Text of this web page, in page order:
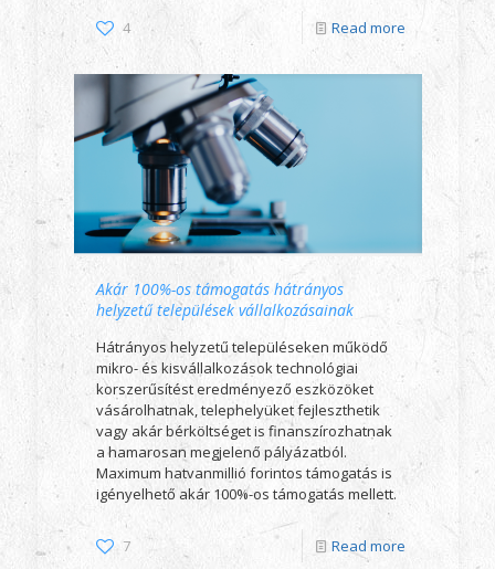
4 Read more
Akár 100%-os támogatás hátrányos
helyzetű települések vállalkozásainak
Hátrányos helyzetű településeken működő
mikro- és kisvállalkozások technológiai
korszerűsítést eredményező eszközöket
vásárolhatnak, telephelyüket fejleszthetik
vagy akár bérköltséget is finanszírozhatnak
a hamarosan megjelenő pályázatból.
Maximum hatvanmillió forintos támogatás is
igényelhető akár 100%-os támogatás mellett.
7 Read more